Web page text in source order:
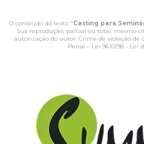
O conteúdo do texto "Casting para
Sua reprodução, parcial ou total, mesmo
autorização do autor. Crime de violação de
Penal – Lei 9610/98 - Lei